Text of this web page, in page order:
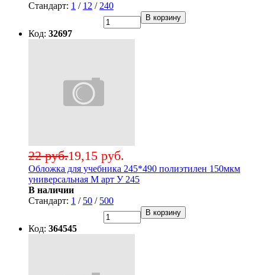
Стандарт: 1 / 12 / 240
В корзину
Код: 32697
19,15 руб.
22 руб.
Обложка для учебника 245*490 полиэтилен 150мкм
универсальная М арт У 245
В наличии
Стандарт: 1 / 50 / 500
В корзину
Код: 364545